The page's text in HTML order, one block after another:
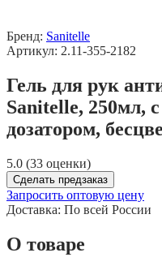
Бренд: Sanitelle
Артикул: 2.11-355-2182
Гель для рук
Sanitelle, 250мл,
дозатором,
5.0 (33 оценки)
Сделать предзаказ
Запросить оптовую цену
Доставка: По всей России
О товаре